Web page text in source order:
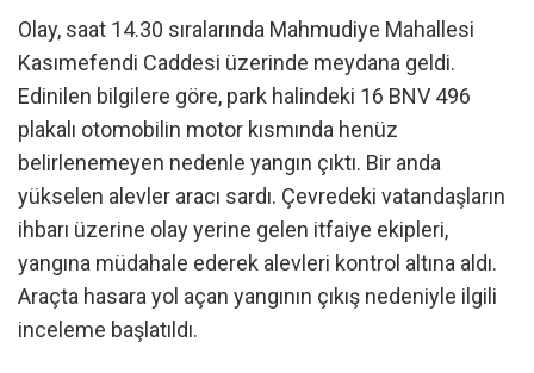
Olay, saat 14.30 sıralarında Mahmudiye Mahallesi
Kasımefendi Caddesi üzerinde meydana geldi.
Edinilen bilgilere göre, park halindeki 16 BNV 496
plakalı otomobilin motor kısmında henüz
belirlenemeyen nedenle yangın çıktı. Bir anda
yükselen alevler aracı sardı. Çevredeki vatandaşların
ihbarı üzerine olay yerine gelen itfaiye ekipleri,
yangına müdahale ederek alevleri kontrol altına aldı.
Araçta hasara yol açan yangının çıkış nedeniyle ilgili
inceleme başlatıldı.